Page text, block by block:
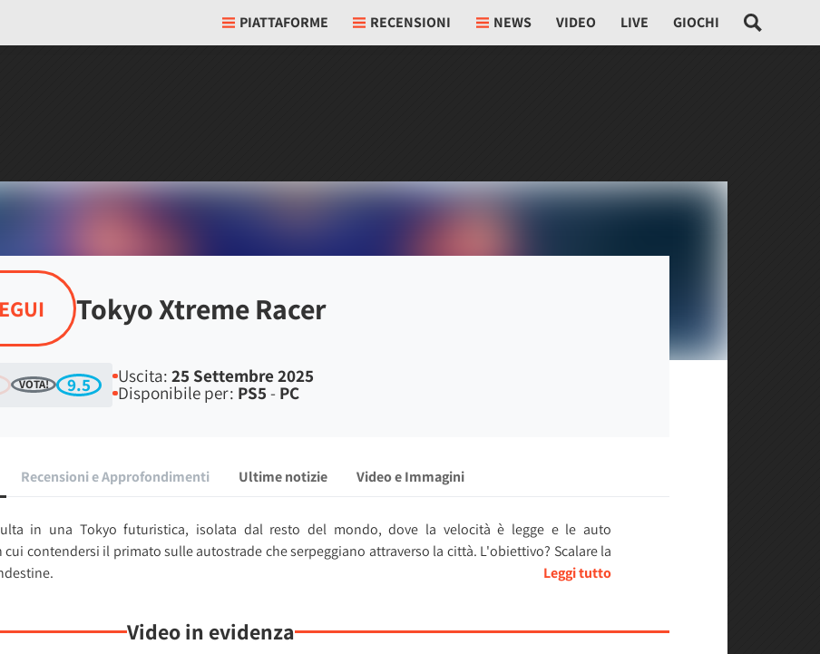
PIATTAFORME RECENSIONI NEWS VIDEO LIVE GIOCHI
Tokyo Xtreme Racer
VOTA! 9.5 Uscita:25 Settembre 2025
Disponibile per: PS5- PC
Recensioni e Approfondimenti Ultime notizie Video e Immagini
in una Tokyo futuristica, isolata dal resto del mondo, dove la velocità è legge e le auto
contendersi il primato sulle autostrade che serpeggiano attraverso la città. L'obiettivo? Scalare la
che metteranno a dura prova la tua concentrazione. Questa serie offre un'esperienza di guida
Video in evidenza